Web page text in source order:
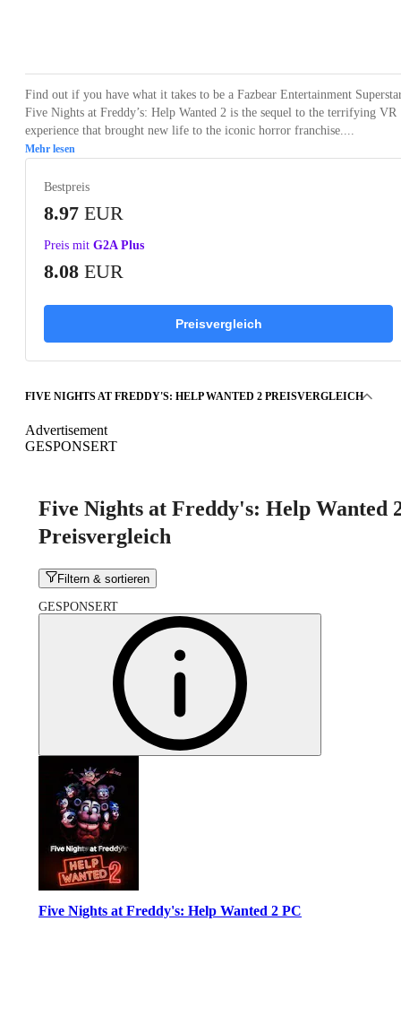
Find out if you have what it takes to be a Fazbear Entertainment
Five Nights at Freddy’s: Help Wanted 2 is the sequel to the terrifying VR
experience that brought new life to the iconic horror franchise....
Mehr lesen
Bestpreis
8.97 EUR
Preis mit G2A Plus
8.08 EUR
Preisvergleich
FIVE NIGHTS AT FREDDY'S: HELP WANTED 2 PREISVERGLEICH
Advertisement
GESPONSERT
Five Nights at Freddy's: Help Wanted
Preisvergleich
Filtern & sortieren
GESPONSERT
Five Nights at Freddy's: Help Wanted 2 PC